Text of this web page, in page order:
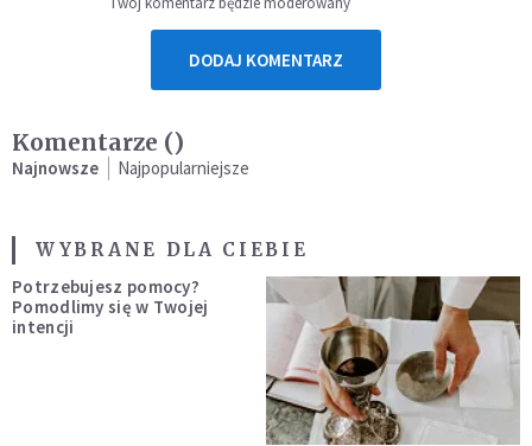
DODAJ KOMENTARZ
Komentarze ()
Najnowsze Najpopularniejsze
WYBRANE DLA CIEBIE
Potrzebujesz pomocy?
Pomodlimy się w Twojej
intencji